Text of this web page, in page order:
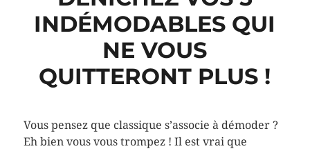
INDÉMODABLES QUI
NE VOUS
QUITTERONT PLUS !
Vous pensez que classique s’associe à démoder ?
Eh bien vous vous trompez ! Il est vrai que